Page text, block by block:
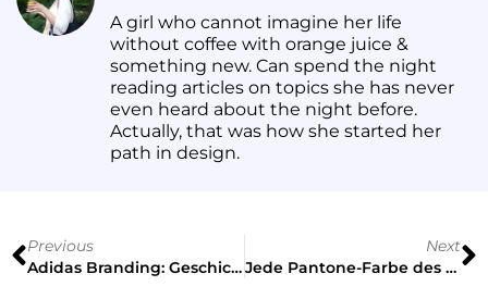
A girl who cannot imagine her life
without coffee with orange juice &
something new. Can spend the night
reading articles on topics she has never
even heard about the night before.
Actually, that was how she started her
path in design.
Previous
Adidas Branding: Geschichte der Logos und Best Ads
Next
Jede Pantone-Farbe des Jahres in Farbpaletten